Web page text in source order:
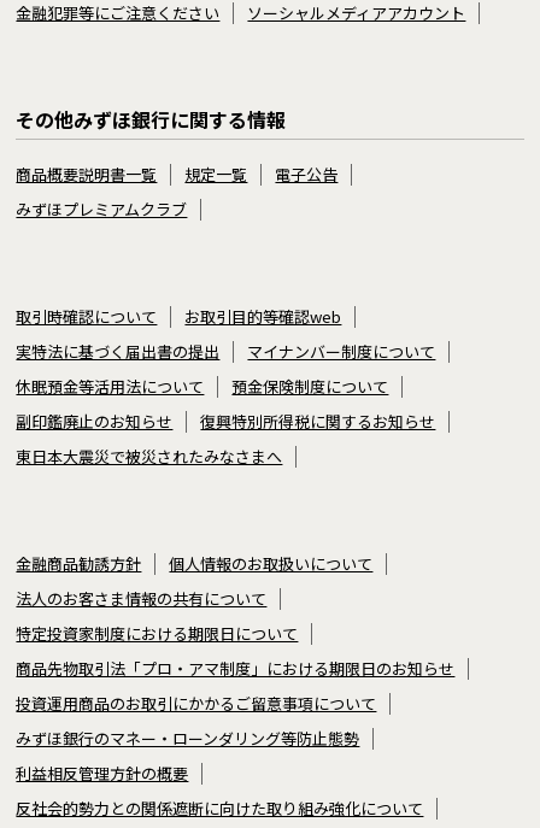
金融犯罪等にご注意ください
ソーシャルメディアアカウント
その他みずほ銀行に関する情報
商品概要説明書一覧 規定一覧
電子公告
みずほプレミアムクラブ
取引時確認について
お取引目的等確認web
実特法に基づく届出書の提出
マイナンバー制度について
休眠預金等活用法について
預金保険制度について
副印鑑廃止のお知らせ
復興特別所得税に関するお知らせ
東日本大震災で被災されたみなさまへ
金融商品勧誘方針
個人情報のお取扱いについて
法人のお客さま情報の共有について
特定投資家制度における期限日について
商品先物取引法「プロ・アマ制度」における期限日のお知らせ
投資運用商品のお取引にかかるご留意事項について
みずほ銀行のマネー・ローンダリング等防止態勢
利益相反管理方針の概要
反社会的勢力との関係遮断に向けた取り組み強化について